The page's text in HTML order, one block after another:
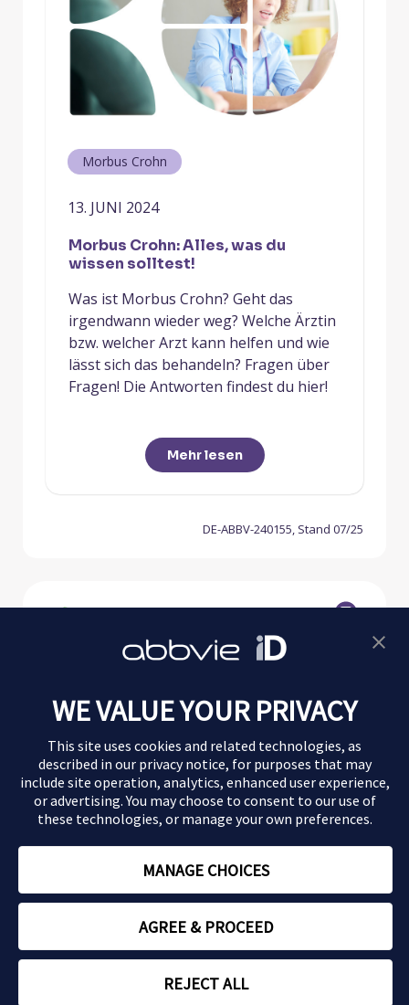
Morbus Crohn
13. JUNI 2024
Morbus Crohn: Alles, was du
wissen solltest!
Was ist Morbus Crohn? Geht das
irgendwann wieder weg? Welche Ärztin
bzw. welcher Arzt kann helfen und wie
lässt sich das behandeln? Fragen über
Fragen! Die Antworten findest du hier!
Mehr lesen
DE-ABBV-240155, Stand 07/25
Impressum
Datenschutz
Nutzungsbedingungen
Colitis ulcerosa
Magazin
Copyright © 2026 AbbVie
WE VALUE YOUR PRIVACY
This site uses cookies and related technologies, as
described in our privacy notice, for purposes that may
include site operation, analytics, enhanced user experience,
or advertising. You may choose to consent to our use of
these technologies, or manage your own preferences.
MANAGE CHOICES
AGREE & PROCEED
REJECT ALL